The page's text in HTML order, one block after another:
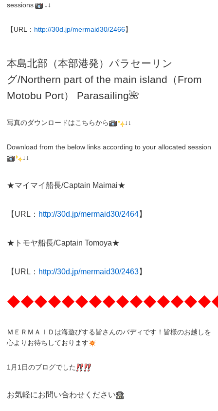
sessions
↓↓
【URL： http://30d.jp/mermaid30/2466】
本島北部（本部港発）パラセーリン
グ/Northern part of the main island（From
Motobu Port）
Parasailing🌺
写真のダウンロードはこちらから ↓↓
Download from the below links according to your allocated session
↓↓
★マイマイ船長/Captain Maimai★
【URL： http://30d.jp/mermaid30/2464】
★トモヤ船長/Captain Tomoya★
【URL： http://30d.jp/mermaid30/2463】
ＭＥＲＭＡＩＤは海遊びする皆さんのバディです！皆様のお越しを
心よりお待ちしております
1月1日のブログでした
お気軽にお問い合わせください